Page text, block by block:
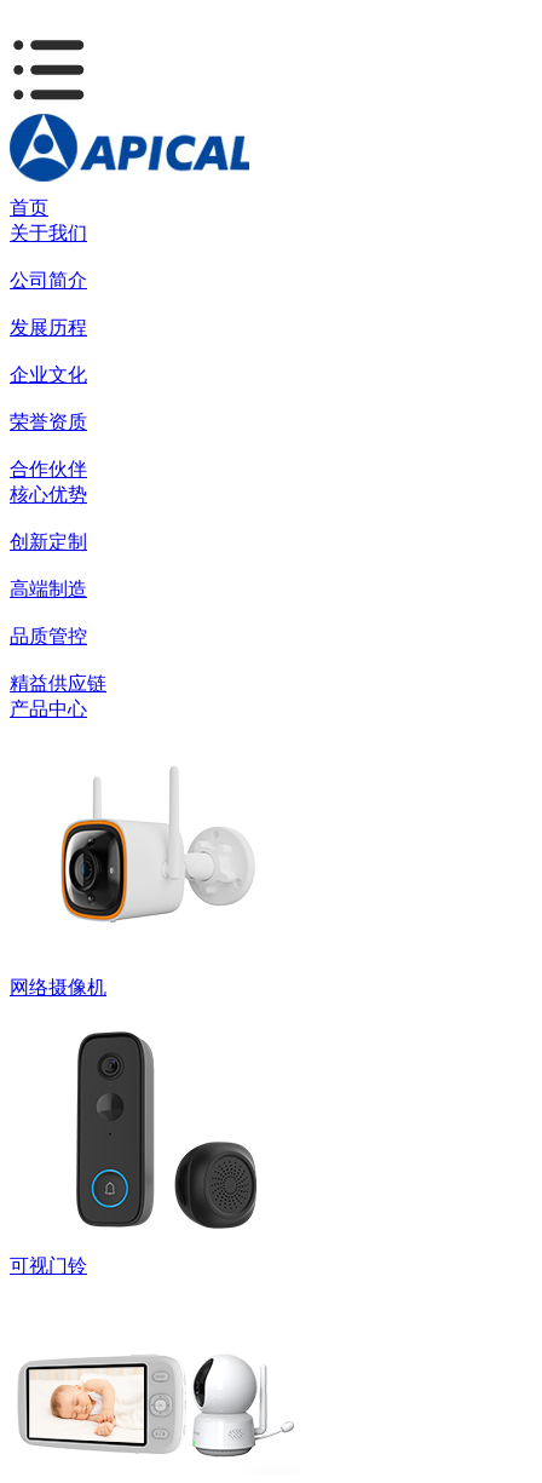
首页
关于我们
公司简介
发展历程
企业文化
荣誉资质
合作伙伴
核心优势
创新定制
高端制造
品质管控
精益供应链
产品中心
网络摄像机
可视门铃